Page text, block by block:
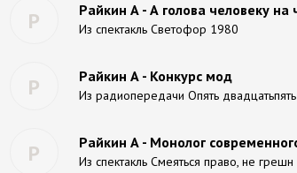
Р Райкин А - А голова человеку на
Из спектакль Светофор 1980
Р Райкин А - Конкурс мод
Из радиопередачи Опять двадцатьпять
Р Райкин А - Монолог
Из спектакль Смеяться право, не грешн